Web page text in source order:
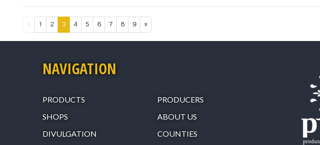
« 1 2 3 4 5 6 7 8 9 »
NAVIGATION
PRODUCTS
PRODUCERS
SHOPS
ABOUT US
DIVULGATION
COUNTIES